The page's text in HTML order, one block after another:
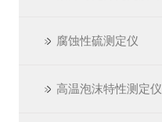
腐蚀性硫测定仪
高温泡沫特性测定仪